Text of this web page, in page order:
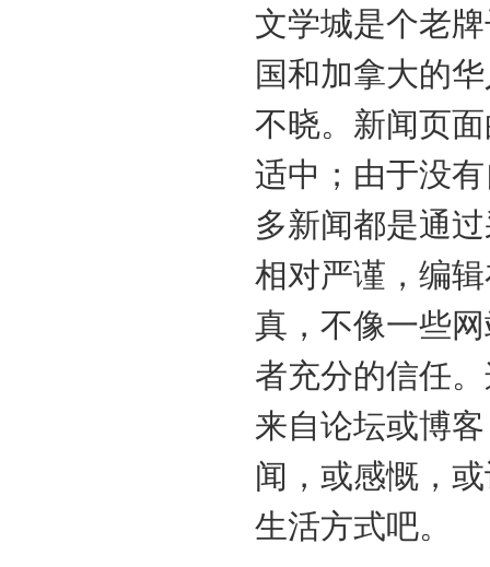
文学城是个老
国和加拿大的
不晓。新闻页
适中；由于没
多新闻都是通
相对严谨，编
真，不像一些
者充分的信任
来自论坛或博
闻，或感慨，
生活方式吧。